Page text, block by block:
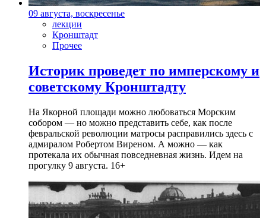
09 августа, воскресенье
лекции
Кронштадт
Прочее
Историк проведет по имперскому и
советскому Кронштадту
На Якорной площади можно любоваться Морским
собором — но можно представить себе, как после
февральской революции матросы расправились здесь с
адмиралом Робертом Виреном. А можно — как
протекала их обычная повседневная жизнь. Идем на
прогулку 9 августа. 16+